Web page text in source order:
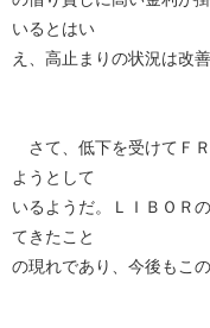
いるとはい
え、高止まりの状況は改
さて、低下を受けてＦ
ようとして
いるようだ。ＬＩＢＯＲ
てきたこと
の現れであり、今後もこ